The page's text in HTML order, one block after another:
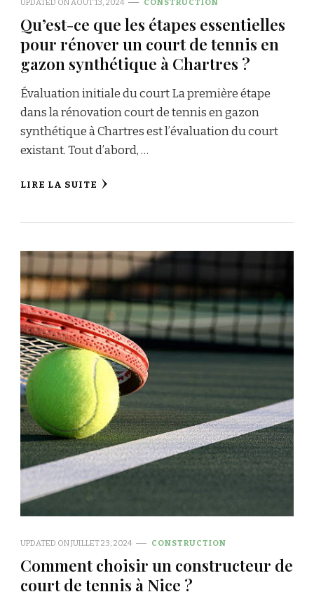
UPDATED ONAOÛT 13, 2024 CONSTRUCTION
Qu’est-ce que les étapes essentielles
pour rénover un court de tennis en
gazon synthétique à Chartres ?
Évaluation initiale du court La première étape
dans la rénovation court de tennis en gazon
synthétique à Chartres est l’évaluation du court
existant. Tout d’abord, …
LIRE LA SUITE
UPDATED ONJUILLET 23, 2024 CONSTRUCTION
Comment choisir un constructeur de
court de tennis à Nice ?